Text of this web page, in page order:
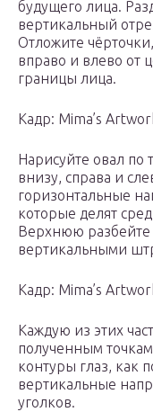
будущего лица.
вертикальный
Отложите
вправо и влево от
границы лица.
Кадр: Mima’s
Нарисуйте овал по
внизу, справа и
горизонтальные
которые делят
Верхнюю разбейте
вертикальными
Кадр: Mima’s
Каждую из этих
полученным
контуры глаз, как
вертикальные
уголков.